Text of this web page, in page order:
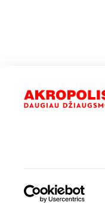
Valoda:Latviešu